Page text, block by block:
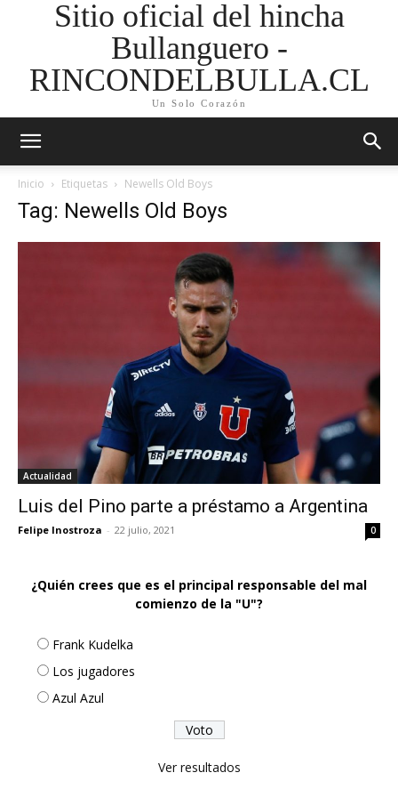
Sitio oficial del hincha
Bullanguero -
RINCONDELBULLA.CL
Un Solo Corazón
Inicio Etiquetas Newells Old Boys
Tag: Newells Old Boys
Actualidad
Luis del Pino parte a préstamo a Argentina
Felipe Inostroza - 22 julio, 2021 0
¿Quién crees que es el principal responsable del mal
comienzo de la "U"?
Frank Kudelka
Los jugadores
Azul Azul
Ver resultados